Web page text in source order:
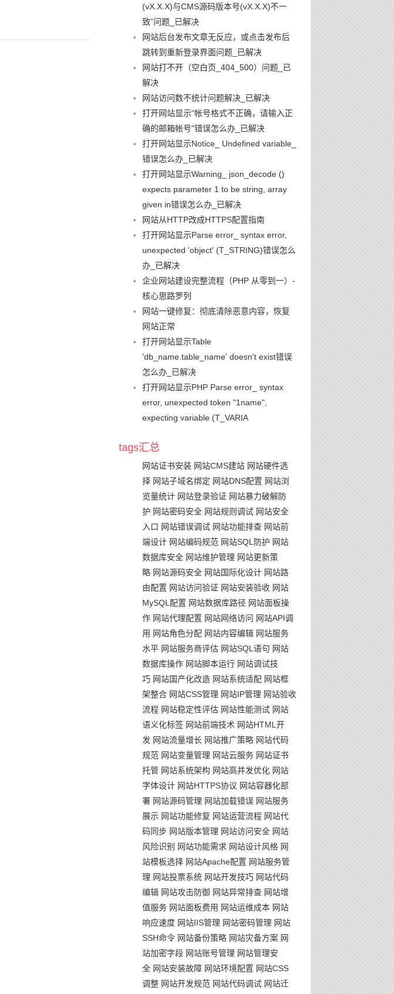
(vX.X.X)与CMS源码版本号(vX.X.X)不一
致”问题_已解决
网站后台发布文章无反应，或点击发布后
跳转到重新登录界面问题_已解决
网站打不开（空白页_404_500）问题_已
解决
网站访问数不统计问题解决_已解决
打开网站显示"帐号格式不正确，请输入正
确的邮箱帐号"错误怎么办_已解决
打开网站显示Notice_ Undefined variable_
错误怎么办_已解决
打开网站显示Warning_ json_decode ()
expects parameter 1 to be string, array
given in错误怎么办_已解决
网站从HTTP改成HTTPS配置指南
打开网站显示Parse error_ syntax error,
unexpected 'object' (T_STRING)错误怎么
办_已解决
企业网站建设完整流程（PHP 从零到一）-
核心思路罗列
网站一键修复：彻底清除恶意内容，恢复
网站正常
打开网站显示Table
'db_name.table_name' doesn't exist错误
怎么办_已解决
打开网站显示PHP Parse error_ syntax
error, unexpected token "1name",
expecting variable (T_VARIA
tags汇总
网站证书安装 网站CMS建站 网站硬件选
择 网站子域名绑定 网站DNS配置 网站浏
览量统计 网站登录验证 网站暴力破解防
护 网站密码安全 网站规则调试 网站安全
入口 网站错误调试 网站功能排查 网站前
端设计 网站编码规范 网站SQL防护 网站
数据库安全 网站维护管理 网站更新策
略 网站源码安全 网站国际化设计 网站路
由配置 网站访问验证 网站安装验收 网站
MySQL配置 网站数据库路径 网站面板操
作 网站代理配置 网站网络访问 网站API调
用 网站角色分配 网站内容编辑 网站服务
水平 网站服务商评估 网站SQL语句 网站
数据库操作 网站脚本运行 网站调试技
巧 网站国产化改造 网站系统适配 网站框
架整合 网站CSS管理 网站IP管理 网站验收
流程 网站稳定性评估 网站性能测试 网站
语义化标签 网站前端技术 网站HTML开
发 网站流量增长 网站推广策略 网站代码
规范 网站变量管理 网站云服务 网站证书
托管 网站系统架构 网站高并发优化 网站
字体设计 网站HTTPS协议 网站容器化部
署 网站源码管理 网站加载错误 网站服务
展示 网站功能修复 网站运营流程 网站代
码同步 网站版本管理 网站访问安全 网站
风险识别
网站功能需求 网站设计风格 网
站模板选择 网站Apache配置 网站服务管
理 网站投票系统 网站开发技巧 网站代码
编辑 网站攻击防御 网站异常排查 网站增
值服务 网站面板费用 网站运维成本 网站
响应速度 网站IIS管理 网站密码管理 网站
SSH命令 网站备份策略 网站灾备方案 网
站加密字段 网站账号管理 网站管理安
全 网站安装故障 网站环境配置 网站CSS
调整 网站开发规范 网站代码调试 网站迁